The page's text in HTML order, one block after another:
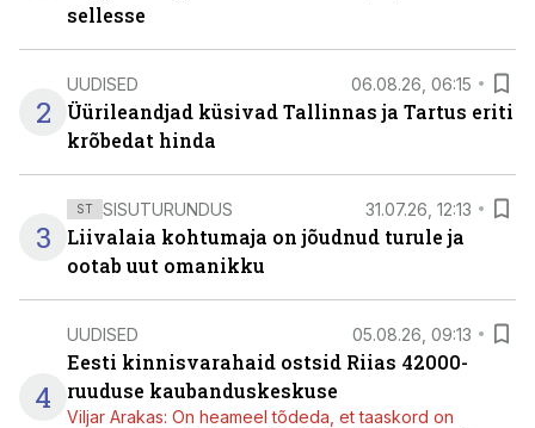
sellesse
2
UUDISED 06.08.26, 06:15
Üürileandjad küsivad Tallinnas ja Tartus eriti
krõbedat hinda
3
ST SISUTURUNDUS 31.07.26, 12:13
Liivalaia kohtumaja on jõudnud turule ja
ootab uut omanikku
4
UUDISED 05.08.26, 09:13
Eesti kinnisvarahaid ostsid Riias 42000-
ruuduse kaubanduskeskuse
Viljar Arakas: On heameel tõdeda, et taaskord on